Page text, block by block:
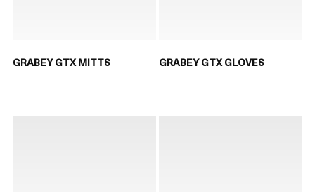
GRABEY GTX MITTS GRABEY GTX GLOVES